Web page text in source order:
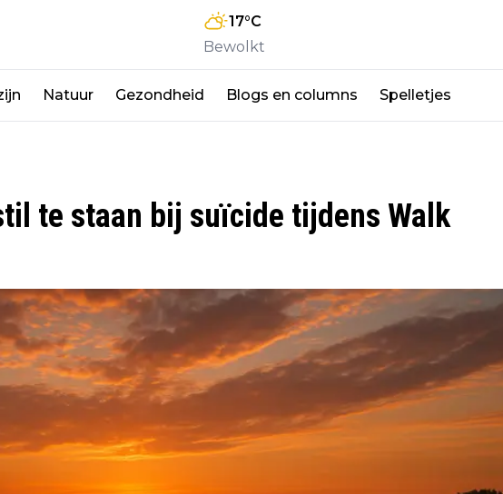
17°C
Bewolkt
Natuur Gezondheid Blogs en columns Spelletjes
te staan bij suïcide tijdens Walk